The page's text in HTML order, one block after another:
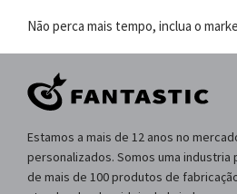
Não perca mais tempo, inclua o
Estamos a mais de 12 anos no
personalizados. Somos uma
de mais de 100 produtos de